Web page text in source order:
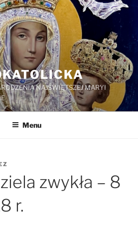
NAJŚWIĘTSZEJ MARYI
Menu
zwykła – 8
r.